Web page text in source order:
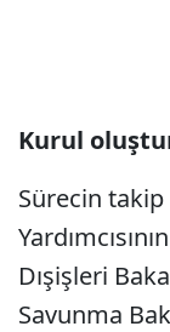
Kurul
Sürecin
Dışişleri
Savunma